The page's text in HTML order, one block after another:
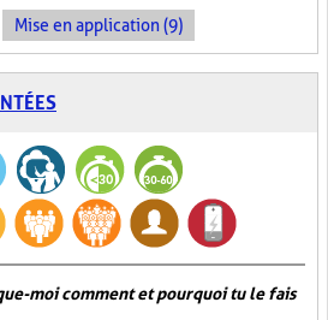
Mise en application (9)
moi comment et pourquoi tu le fais